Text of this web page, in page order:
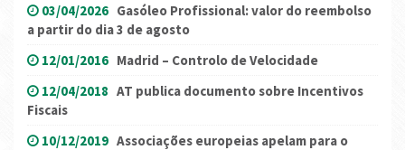
03/04/2026 Gasóleo Profissional: valor do reembolso
a partir do dia 3 de agosto
12/01/2016 Madrid – Controlo de Velocidade
12/04/2018 AT publica documento sobre Incentivos
Fiscais
10/12/2019 Associações europeias apelam para o